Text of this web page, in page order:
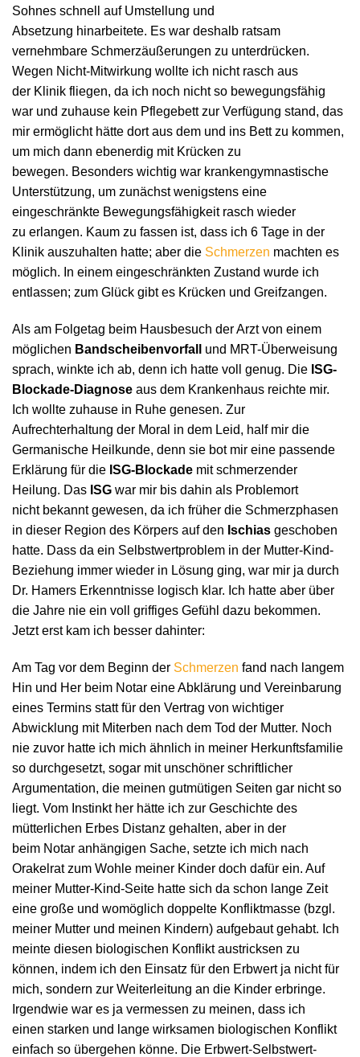
Sohnes schnell auf Umstellung und
Absetzung hinarbeitete. Es war deshalb ratsam
vernehmbare Schmerzäußerungen zu unterdrücken.
Wegen Nicht-Mitwirkung wollte ich nicht rasch aus
der Klinik fliegen, da ich noch nicht so bewegungsfähig
war und zuhause kein Pflegebett zur Verfügung stand, das
mir ermöglicht hätte dort aus dem und ins Bett zu kommen,
um mich dann ebenerdig mit Krücken zu
bewegen. Besonders wichtig war krankengymnastische
Unterstützung, um zunächst wenigstens eine
eingeschränkte Bewegungsfähigkeit rasch wieder
zu erlangen. Kaum zu fassen ist, dass ich 6 Tage in der
Klinik auszuhalten hatte; aber die Schmerzen machten es
möglich. In einem eingeschränkten Zustand wurde ich
entlassen; zum Glück gibt es Krücken und Greifzangen.
Als am Folgetag beim Hausbesuch der Arzt von einem
möglichen Bandscheibenvorfall
und MRT-Überweisung
sprach, winkte ich ab, denn ich hatte voll genug. Die ISG-
Blockade-Diagnose aus dem Krankenhaus reichte mir.
Ich wollte zuhause in Ruhe genesen. Zur
Aufrechterhaltung der Moral in dem Leid, half mir die
Germanische Heilkunde, denn sie bot mir eine passende
Erklärung für die ISG-Blockade mit schmerzender
Heilung. Das ISG war mir bis dahin als Problemort
nicht bekannt gewesen, da ich früher die Schmerzphasen
in dieser Region des Körpers auf den Ischias geschoben
hatte. Dass da ein Selbstwertproblem in der Mutter-Kind-
Beziehung immer wieder in Lösung ging, war mir ja durch
Dr. Hamers Erkenntnisse logisch klar. Ich hatte aber über
die Jahre nie ein voll griffiges Gefühl dazu bekommen.
Jetzt erst kam ich besser dahinter:
Am Tag vor dem Beginn der Schmerzen fand nach langem
Hin und Her beim Notar eine Abklärung und Vereinbarung
eines Termins statt für den Vertrag von wichtiger
Abwicklung mit Miterben nach dem Tod der Mutter. Noch
nie zuvor hatte ich mich ähnlich in meiner Herkunftsfamilie
so durchgesetzt, sogar mit unschöner schriftlicher
Argumentation, die meinen gutmütigen Seiten gar nicht so
liegt. Vom Instinkt her hätte ich zur Geschichte des
mütterlichen Erbes Distanz gehalten, aber in der
beim Notar anhängigen Sache, setzte ich mich nach
Orakelrat zum Wohle meiner Kinder doch dafür ein. Auf
meiner Mutter-Kind-Seite hatte sich da schon lange Zeit
eine große und womöglich doppelte Konfliktmasse (bzgl.
meiner Mutter und meinen Kindern) aufgebaut gehabt. Ich
meinte diesen biologischen Konflikt austricksen zu
können, indem ich den Einsatz für den Erbwert ja nicht für
mich, sondern zur Weiterleitung an die Kinder erbringe.
Irgendwie war es ja vermessen zu meinen, dass ich
einen starken und lange wirksamen biologischen Konflikt
einfach so übergehen könne. Die Erbwert-Selbstwert-